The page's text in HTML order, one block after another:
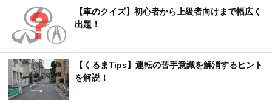
【車のクイズ】初心者から上級者向けまで幅広く
出題！
【くるまTips】運転の苦手意識を解消するヒント
を解説！